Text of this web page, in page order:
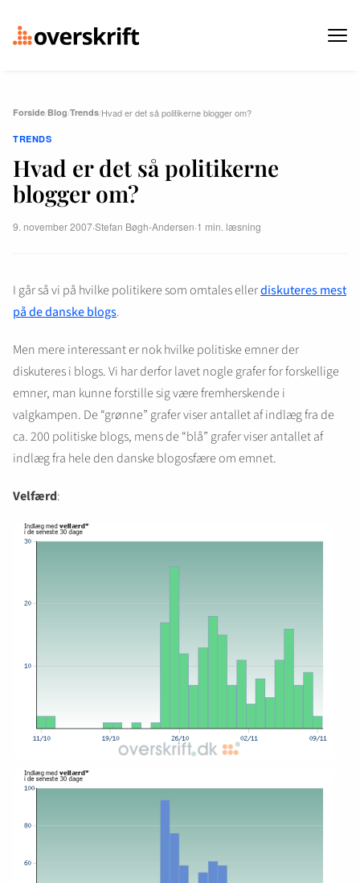
Forside/Blog/Trends/Hvad er det så politikerne blogger om?
TRENDS
Hvad er det så politikerne
blogger om?
9. november 2007·Stefan Bøgh-Andersen·1 min. læsning
I går så vi på hvilke politikere som omtales ellerdiskuteres mest
på de danske blogs.
Men mere interessant er nok hvilke politiske emner der
diskuteres i blogs. Vi har derfor lavet nogle grafer for forskellige
emner, man kunne forstille sig være fremherskende i
valgkampen. De “grønne” grafer viser antallet af indlæg fra de
ca. 200 politiske blogs, mens de “blå” grafer viser antallet af
indlæg fra hele den danske blogosfære om emnet.
Velfærd: